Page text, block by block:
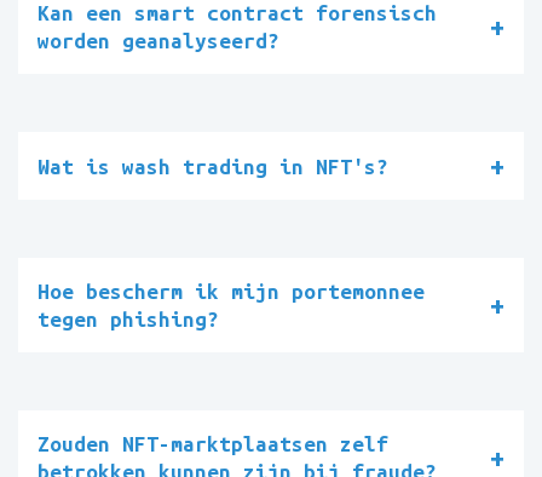
Kan een smart contract forensisch
worden geanalyseerd?
Wat is wash trading in NFT's?
Hoe bescherm ik mijn portemonnee
tegen phishing?
Zouden NFT-marktplaatsen zelf
betrokken kunnen zijn bij fraude?